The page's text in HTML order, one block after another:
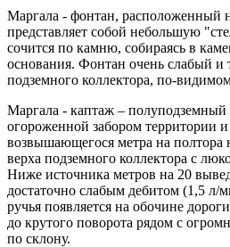
Маргала - фонтан, расположенный
представляет собой небольшую
сочится по камню, собираясь в
основания. Фонтан очень слабый и
подземного коллектора, по-
Маргала - каптаж – полуподземный
огороженной забором территории
возвышающегося метра на полтора
верха подземного коллектора с
Ниже источника метров на 20
достаточно слабым дебитом (1,5 л/
ручья появляется на обочине
до крутого поворота рядом с
по склону.